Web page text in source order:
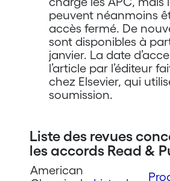
peuvent néanmoins
accès fermé. De
sont disponibles à
janvier. La date
l’article par l’éditeur
chez Elsevier, qui
soumission.
Liste des revues
les accords Read &
American